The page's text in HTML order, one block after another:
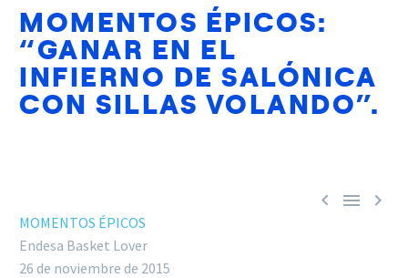
MOMENTOS ÉPICOS:
“GANAR EN EL
INFIERNO DE SALÓNICA
CON SILLAS VOLANDO”.
  
MOMENTOS ÉPICOS
Endesa Basket Lover
26 de noviembre de 2015